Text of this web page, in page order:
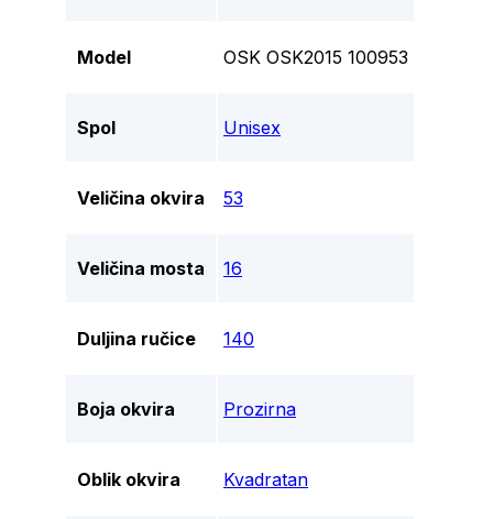
Model OSK OSK2015 100953
Spol Unisex
Veličina okvira 53
Veličina mosta 16
Duljina ručice 140
Boja okvira Prozirna
Oblik okvira Kvadratan